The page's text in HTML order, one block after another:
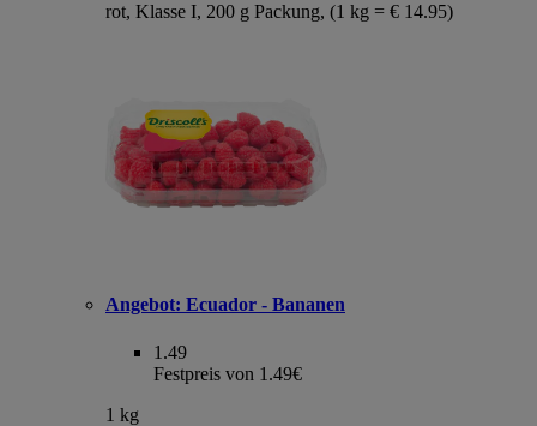
rot, Klasse I, 200 g Packung, (1 kg = € 14.95)
Angebot: Ecuador - Bananen
1.49
Festpreis von 1.49€
1 kg